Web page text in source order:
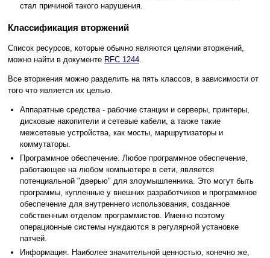
стал причиной такого нарушения.
Классификация вторжений
Список ресурсов, которые обычно являются целями вторжений,
можно найти в документе RFC 1244.
Все вторжения можно разделить на пять классов, в зависимости от
того что является их целью.
Аппаратные средства - рабочие станции и серверы, принтеры,
дисковые накопители и сетевые кабели, а также такие
межсетевые устройства, как мосты, маршрутизаторы и
коммутаторы.
Программное обеспечение. Любое программное обеспечение,
работающее на любом компьютере в сети, является
потенциальной "дверью" для злоумышленника. Это могут быть
программы, купленные у внешних разработчиков и программное
обеспечение для внутреннего использования, созданное
собственным отделом программистов. Именно поэтому
операционные системы нуждаются в регулярной установке
патчей.
Информация. Наиболее значительной ценностью, конечно же,